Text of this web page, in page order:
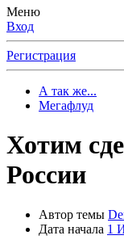
Меню
Вход
Регистрация
А так же...
Мегафлуд
Хотим
России
Автор темы
Дата начала 1